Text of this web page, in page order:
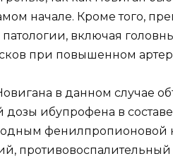
начале. Кроме того,
включая
при повышенном
в данном случае
дозы ибупрофена в
фенилпропионовой